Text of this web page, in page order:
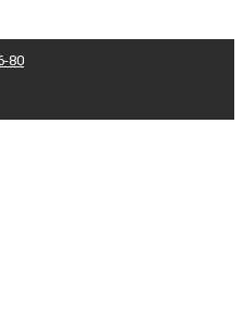
80